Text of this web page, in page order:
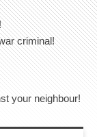
criminal!
your neighbour!